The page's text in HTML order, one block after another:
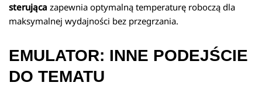
sterująca zapewnia optymalną temperaturę roboczą dla
maksymalnej wydajności bez przegrzania.
EMULATOR: INNE PODEJŚCIE
DO TEMATU